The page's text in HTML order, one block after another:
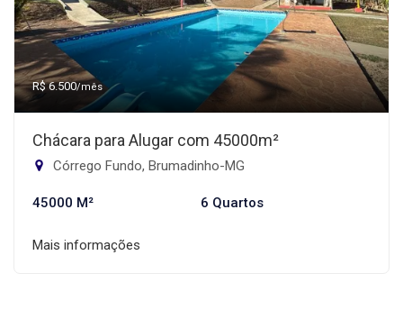
R$ 6.500/mês
Chácara para Alugar com 45000m²
Córrego Fundo, Brumadinho-MG
45000 M² 6 Quartos
Mais informações